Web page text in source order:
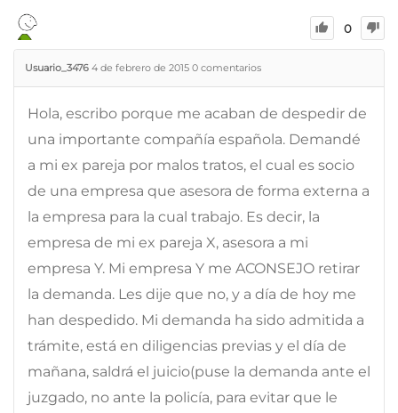
0
Usuario_3476 4 de febrero de 2015 0 comentarios
Hola, escribo porque me acaban de despedir de
una importante compañía española. Demandé
a mi ex pareja por malos tratos, el cual es socio
de una empresa que asesora de forma externa a
la empresa para la cual trabajo. Es decir, la
empresa de mi ex pareja X, asesora a mi
empresa Y. Mi empresa Y me ACONSEJO retirar
la demanda. Les dije que no, y a día de hoy me
han despedido. Mi demanda ha sido admitida a
trámite, está en diligencias previas y el día de
mañana, saldrá el juicio(puse la demanda ante el
juzgado, no ante la policía, para evitar que le